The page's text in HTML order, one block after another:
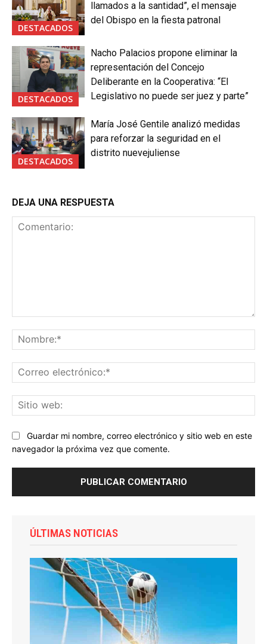
DESTACADOS
llamados a la santidad”, el mensaje
del Obispo en la fiesta patronal
DESTACADOS
Nacho Palacios propone eliminar la
representación del Concejo
Deliberante en la Cooperativa: “El
Legislativo no puede ser juez y parte”
DESTACADOS
María José Gentile analizó medidas
para reforzar la seguridad en el
distrito nuevejuliense
DEJA UNA RESPUESTA
Guardar mi nombre, correo electrónico y sitio web en este
navegador la próxima vez que comente.
ÚLTIMAS NOTICIAS